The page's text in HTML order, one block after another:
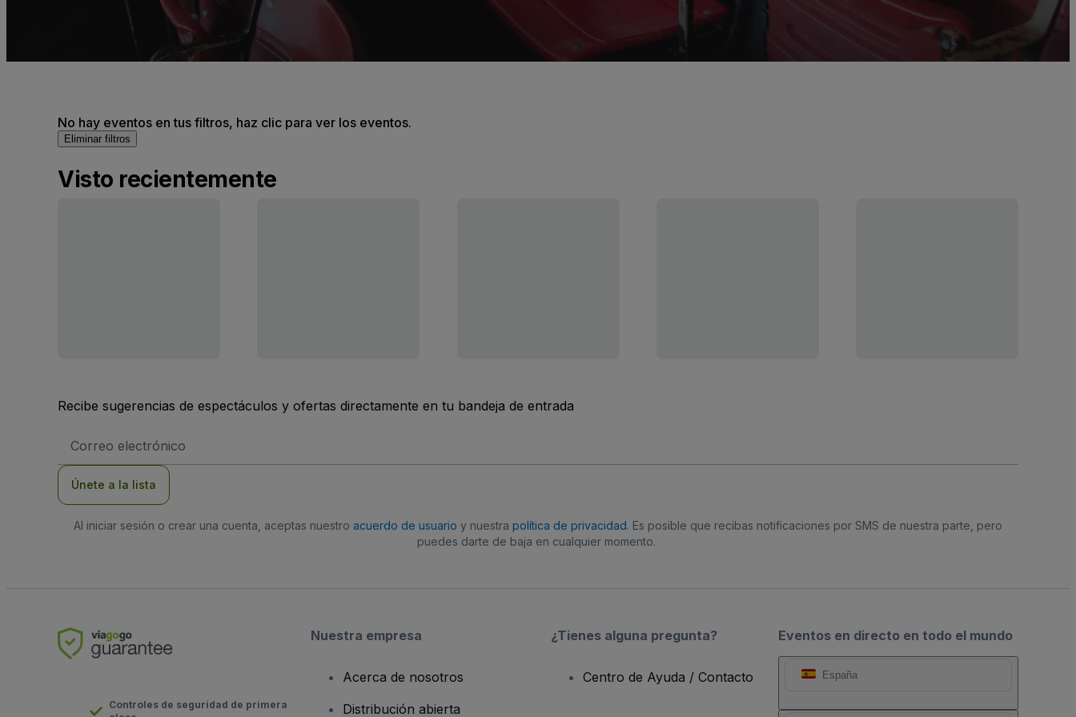
No hay eventos en tus filtros, haz clic para ver los eventos.
Eliminar filtros
Visto recientemente
Recibe sugerencias de espectáculos y ofertas directamente en tu bandeja de entrada
de
Únete a la lista
Al iniciar sesión o crear una cuenta, aceptas nuestro acuerdo de usuario y nuestra política de privacidad. Es posible que recibas notificaciones por SMS de nuestra parte, pero
puedes darte de baja en cualquier momento.
Eventos en directo en todo el mundo
España
Controles de seguridad de primera
Nuestra empresa
Acerca de nosotros
Distribución abierta
¿Tienes alguna pregunta?
Centro de Ayuda / Contacto